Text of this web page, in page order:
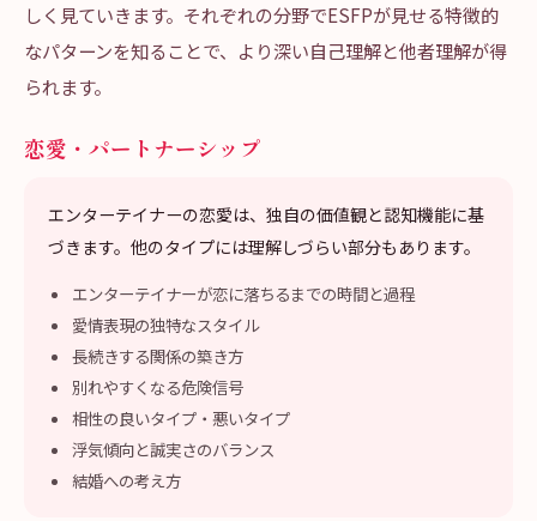
しく見ていきます。それぞれの分野でESFPが見せる特徴的
なパターンを知ることで、より深い自己理解と他者理解が得
られます。
恋愛・パートナーシップ
エンターテイナーの恋愛は、独自の価値観と認知機能に基
づきます。他のタイプには理解しづらい部分もあります。
エンターテイナーが恋に落ちるまでの時間と過程
愛情表現の独特なスタイル
長続きする関係の築き方
別れやすくなる危険信号
相性の良いタイプ・悪いタイプ
浮気傾向と誠実さのバランス
結婚への考え方